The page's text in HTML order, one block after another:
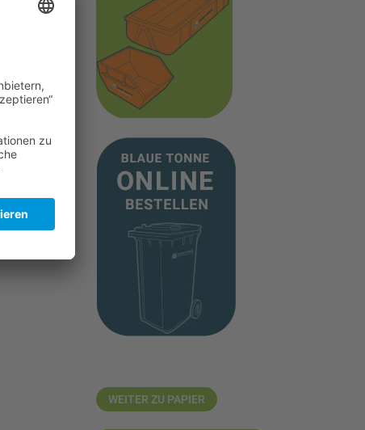
WEITER ZU PAPIER